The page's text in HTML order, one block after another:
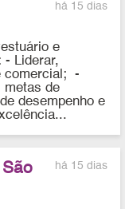
há 15 dias
e
- Liderar,
comercial; -
metas de
desempenho e
há 15 dias